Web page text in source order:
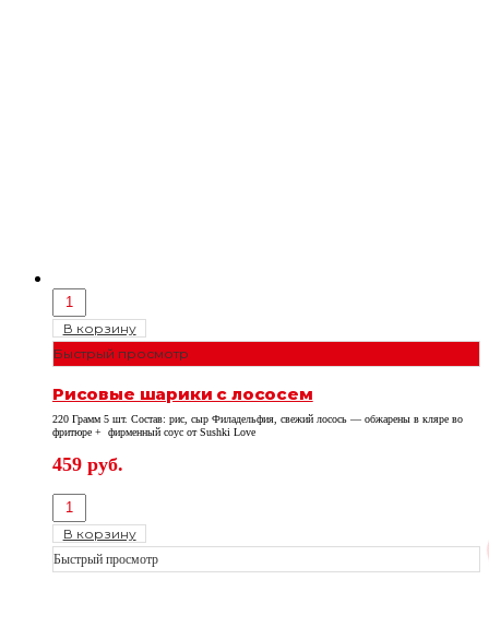
В корзину
Быстрый просмотр
Рисовые шарики с лососем
220 Грамм 5 шт. Состав: рис, сыр Филадельфия, свежий лосось — обжарены в кляре во
фритюре + фирменный соус от Sushki Love
459 руб.
В корзину
Быстрый просмотр